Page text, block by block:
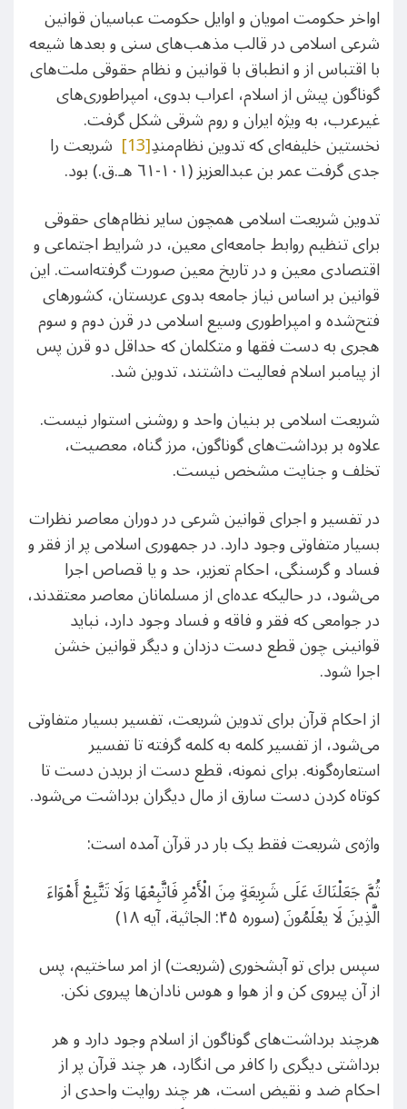
اواخر حکومت امویان و اوایل حکومت عباسیان قوانین
شرعی اسلامی در قالب مذهب‌های سنی و بعدها شیعه
با اقتباس از و انطباق با قوانین و نظام حقوقی ملت‌های
گوناگون پیش از اسلام، اعراب بدوی، امپراطوری‌های
غیرعرب، به ویژه ایران و روم شرقی شکل گرفت.
نخستین خلیفه‌ای که تدوین نظام‌مندِ[13] شریعت را
جدی گرفت عمر بن عبدالعزیز (١۰١-٦١ هـ.ق.) بود.
تدوین شریعت اسلامی همچون سایر نظام‌های حقوقی
برای تنظیم روابط جامعه‌ای معین، در شرایط اجتماعی و
اقتصادی معین و در تاریخ معین صورت گرفته‌است. این
قوانین بر اساس نیاز جامعه بدوی عربستان، کشورهای
فتح‌شده و امپراطوری وسیع اسلامی در قرن دوم و سوم
هجری به دست فقها و متکلمان که حداقل دو قرن پس
از پیامبر اسلام فعالیت داشتند، تدوین شد.
شریعت اسلامی بر بنیان واحد و روشنی استوار نیست.
علاوه بر برداشت‌های گوناگون، مرز گناه، معصیت،
تخلف و جنایت مشخص نیست.
در تفسیر و اجرای قوانین شرعی در دوران معاصر نظرات
بسیار متفاوتی وجود دارد. در جمهوری اسلامی پر از فقر و
فساد و گرسنگی، احکام تعزیر، حد و یا قصاص اجرا
می‌شود، در حالیکه عده‌ای از مسلمانان معاصر معتقدند،
در جوامعی که فقر و فاقه و فساد وجود دارد، نباید
قوانینی چون قطع دست دزدان و دیگر قوانین خشن
اجرا شود.
از احکام قرآن برای تدوین شریعت، تفسیر بسیار متفاوتی
می‌شود، از تفسیر کلمه به کلمه گرفته تا تفسیر
استعاره‌گونه. برای نمونه، قطع دست از بریدن دست تا
کوتاه کردن دست سارق از مال دیگران برداشت می‌شود.
واژه‌ی شریعت فقط یک بار در قرآن آمده است:
ثُمَّ جَعَلْنَاكَ عَلَى شَرِیعَةٍ مِنَ الْأَمْرِ فَاتَّبِعْهَا وَلَا تَتَّبِعْ أَهْوَاءَ
الَّذِینَ لَا یعْلَمُونَ (سوره ۴۵: الجاثیة، آیه ۱۸)
سپس برای تو آبشخورى (شریعت) از امر ساختیم، پس
از آن پیروی کن و از هوا و هوس نادان‌ها پیروی نکن‏.
هرچند برداشت‌های گوناگون از اسلام وجود دارد و هر
برداشتی دیگری را کافر می انگارد، هر چند قرآن پر از
احکام ضد و نقیض است، هر چند روایت واحدی از